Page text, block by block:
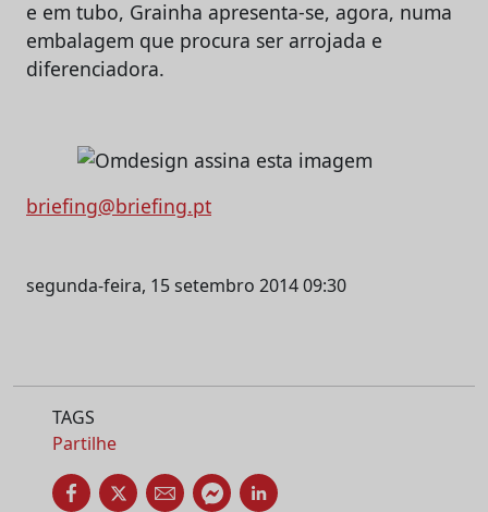
e em tubo, Grainha apresenta-se, agora, numa
embalagem que procura ser arrojada e
diferenciadora.
briefing@briefing.pt
segunda-feira, 15 setembro 2014 09:30
TAGS
Partilhe